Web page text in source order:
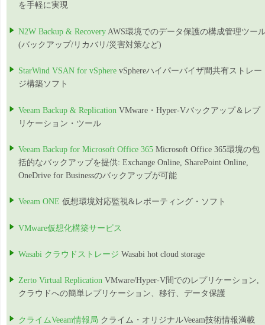
を手軽に実現
N2W Backup & Recovery AWS環境でのデータ保護の構成管理ツー
(バックアップ/リカバリ/災害対策など)
StarWind VSAN for vSphere vSphereハイパーバイザ間共有ストレー
ジ構築ソフト
Veeam Backup & Replication VMware・Hyper-Vバックアップ＆レプ
リケーション・ツール
Veeam Backup for Microsoft Office 365 Microsoft Office 365環境の包
括的なバックアップを提供: Exchange Online, SharePoint Online,
OneDrive for Businessのバックアップが可能
Veeam ONE 仮想環境対応監視&レポーティング・ソフト
VMware仮想化構築サービス
Wasabi クラウドストレージ Wasabi hot cloud storage
Zerto Virtual Replication VMware/Hyper-V間でのレプリケーション,
クラウドへの簡単レプリケーション、移行、データ保護
クライムVeeam情報局 クライム・オリジナルVeeam技術情報満載